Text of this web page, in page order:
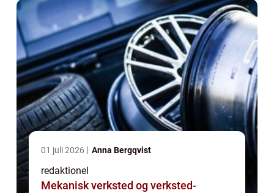
01 juli 2026 Anna Bergqvist
redaktionel
Mekanisk verksted og verksted-